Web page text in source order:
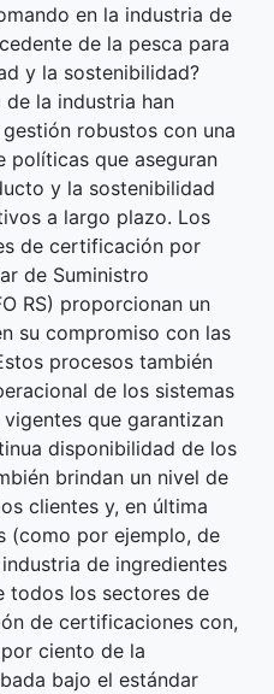
en la industria de
de la pesca para
y la sostenibilidad?
de la industria han
robustos con una
políticas que aseguran
y la sostenibilidad
a largo plazo. Los
de certificación por
de Suministro
RS) proporcionan un
su compromiso con las
procesos también
de los sistemas
que garantizan
disponibilidad de los
brindan un nivel de
clientes y, en última
(como por ejemplo, de
de ingredientes
todos los sectores de
de certificaciones con,
ciento de la
bajo el estándar